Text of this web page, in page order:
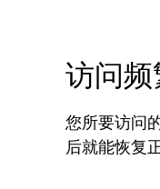
访问
您所要访问
后就能恢复